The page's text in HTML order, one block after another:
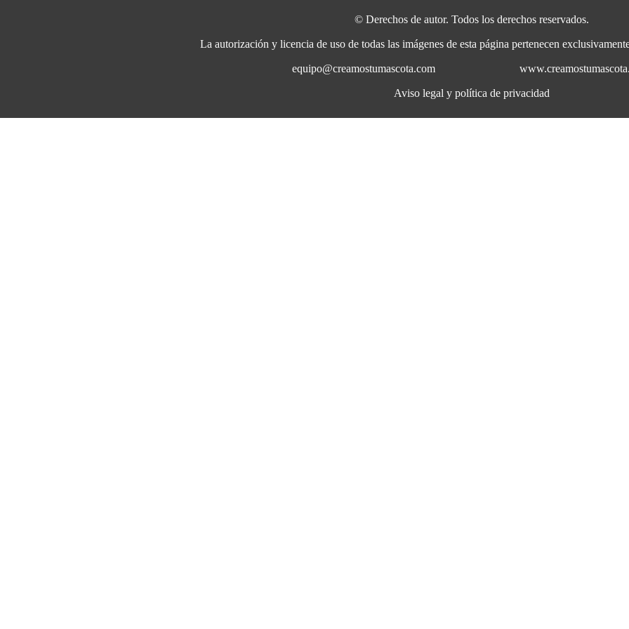
© Derechos de autor. Todos los derechos reservados.
La autorización y licencia de uso de todas las imágenes de esta página pertenecen
equipo@creamostumascota.com
Aviso legal y política de privacidad